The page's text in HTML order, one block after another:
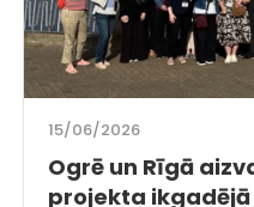
15/06/2026
Ogrē un Rīgā
projekta